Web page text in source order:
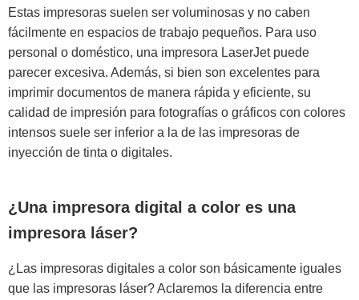
Estas impresoras suelen ser voluminosas y no caben
fácilmente en espacios de trabajo pequeños. Para uso
personal o doméstico, una impresora LaserJet puede
parecer excesiva. Además, si bien son excelentes para
imprimir documentos de manera rápida y eficiente, su
calidad de impresión para fotografías o gráficos con colores
intensos suele ser inferior a la de las impresoras de
inyección de tinta o digitales.
¿Una impresora digital a color es una
impresora láser?
¿Las impresoras digitales a color son básicamente iguales
que las impresoras láser? Aclaremos la diferencia entre